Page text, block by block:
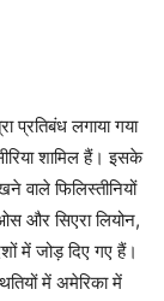
लगाया गया
शामिल हैं। इसके
वाले फिलिस्तीनियों
और सिएरा लियोन,
में जोड़ दिए गए हैं।
में अमेरिका में